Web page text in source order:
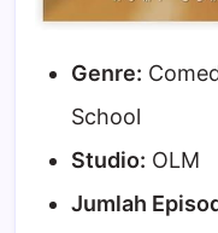
Genre:
School
Studio: OLM
Jumlah